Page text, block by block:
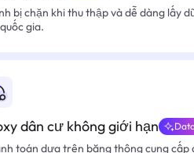
bị chặn khi thu thập và dễ dàng lấy
gia.
dân cư không giới hạn
toán dựa trên băng thông cung